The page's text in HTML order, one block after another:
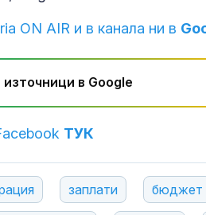
ON AIR и в канала ни в
в Google
ТУК
заплати бюджет